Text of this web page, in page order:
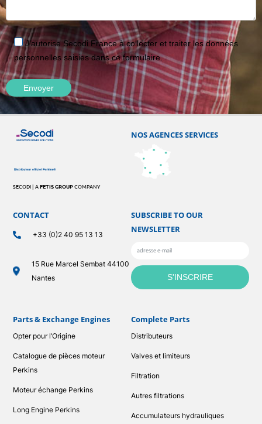
J'autorise Secodi France à collecter et traiter les données
personnelles saisies dans ce formulaire.
SECODI | AFETIS GROUPCOMPANY
Parts & Exchange Engines
Opter pour l’Origine
Catalogue de pièces moteur
Perkins
Moteur échange Perkins
Long Engine Perkins
CONTACT
+33 (0)2 40 95 13 13
15 Rue Marcel Sembat 44100
Nantes
Complete Parts
Distributeurs
Valves et limiteurs
Filtration
Autres filtrations
Accumulateurs hydrauliques
NOS AGENCES SERVICES
SUBSCRIBE TO OUR
NEWSLETTER